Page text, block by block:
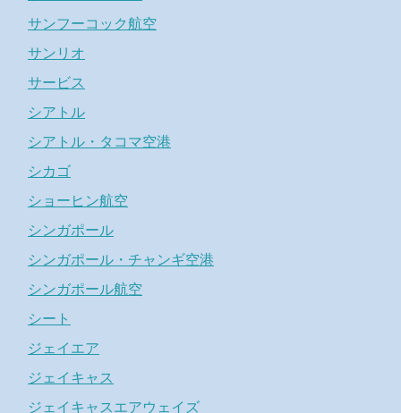
サンフーコック航空
サンリオ
サービス
シアトル
シアトル・タコマ空港
シカゴ
ショーヒン航空
シンガポール
シンガポール・チャンギ空港
シンガポール航空
シート
ジェイエア
ジェイキャス
ジェイキャスエアウェイズ